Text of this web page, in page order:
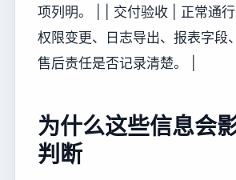
项列明。 | | 交付验收 | 正常通行
权限变更、日志导出、报表字段
售后责任是否记录清楚。 |
为什么这些信息会
判断